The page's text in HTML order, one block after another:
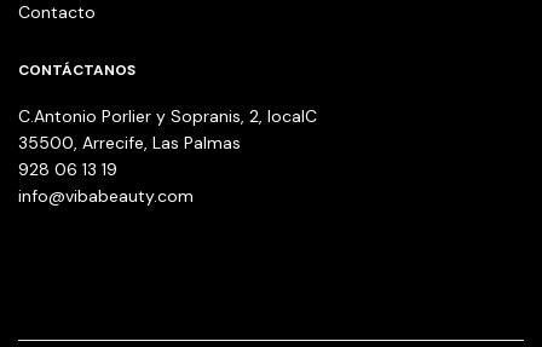
Contacto
CONTÁCTANOS
C.Antonio Porlier y Sopranis, 2, localC
35500, Arrecife, Las Palmas
928 06 13 19
info@vibabeauty.com